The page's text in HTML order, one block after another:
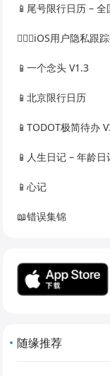
📱尾号限行日历 – 全
🙅🏻‍♀️iOS用户隐私跟
📱一个念头 V1.3
📱北京限行日历
📱TODOT极简待办
📱人生日记 – 年龄
📱心记
📖错误集锦
随缘推荐